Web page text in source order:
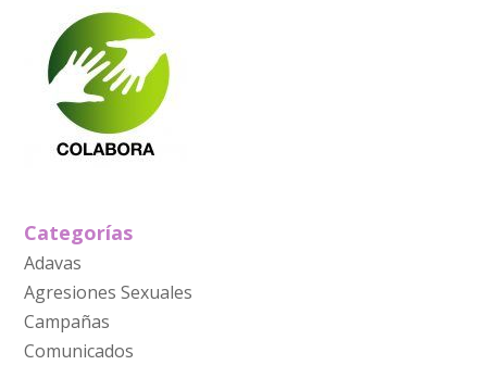
Categorías
Adavas
Agresiones Sexuales
Campañas
Comunicados